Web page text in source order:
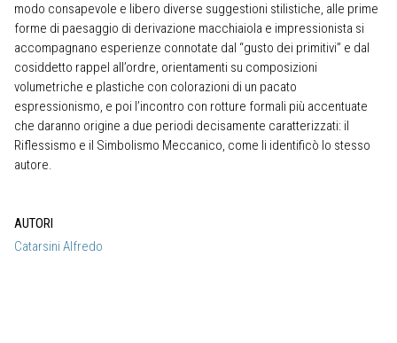
modo consapevole e libero diverse suggestioni stilistiche, alle prime
forme di paesaggio di derivazione macchiaiola e impressionista si
accompagnano esperienze connotate dal “gusto dei primitivi” e dal
cosiddetto rappel all’ordre, orientamenti su composizioni
volumetriche e plastiche con colorazioni di un pacato
espressionismo, e poi l’incontro con rotture formali più accentuate
che daranno origine a due periodi decisamente caratterizzati: il
Riflessismo e il Simbolismo Meccanico, come li identificò lo stesso
autore.
AUTORI
Catarsini Alfredo